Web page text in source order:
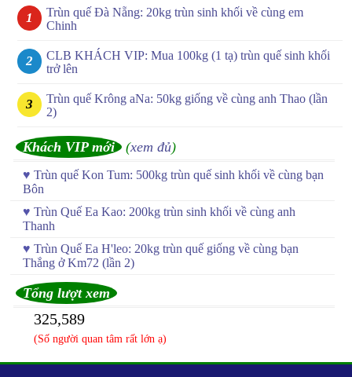
Trùn quế Đà Nẵng: 20kg trùn sinh khối về cùng em
Chinh
CLB KHÁCH VIP: Mua 100kg (1 tạ) trùn quế sinh khối
trở lên
Trùn quế Krông aNa: 50kg giống về cùng anh Thao (lần
2)
Khách VIP mới (xem đủ)
♥ Trùn quế Kon Tum: 500kg trùn quế sinh khối về cùng bạn
Bôn
♥ Trùn Quế Ea Kao: 200kg trùn sinh khối về cùng anh
Thanh
♥ Trùn Quế Ea H'leo: 20kg trùn quế giống về cùng bạn
Thắng ở Km72 (lần 2)
Tổng lượt xem
325,589
(Số người quan tâm rất lớn ạ)